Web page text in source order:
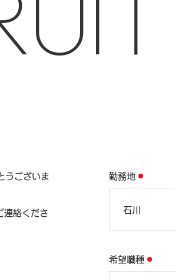
うございま
連絡くださ
勤務地
希望職種